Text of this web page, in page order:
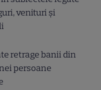
venituri și
retrage banii din
persoane